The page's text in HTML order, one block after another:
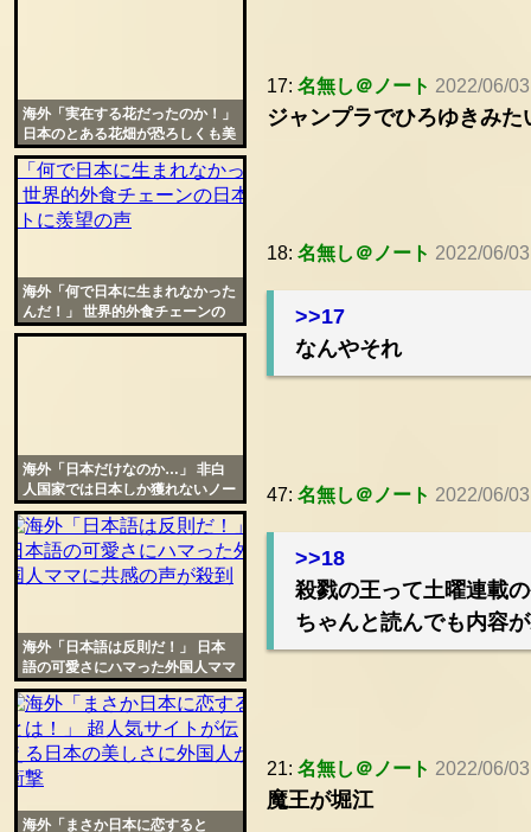
17: 名無し＠ノート 2022/06/
ジャンプラでひろゆきみ
18: 名無し＠ノート 2022/06/
>>17
なんやそれ
47: 名無し＠ノート 2022/06/
>>18
殺戮の王って土曜連載
ちゃんと読んでも内容
21: 名無し＠ノート 2022/06/
魔王が堀江
海外「実在する花だったのか！」
日本のとある花畑が恐ろしくも美
しいと話題に
海外「何で日本に生まれなかった
んだ！」 世界的外食チェーンの
日本限定イベントに羨望の声
海外「日本だけなのか…」 非白
人国家では日本しか獲れないノー
ベル賞の現状に悲嘆の声
海外「日本語は反則だ！」 日本
語の可愛さにハマった外国人ママ
に共感の声が殺到
海外「まさか日本に恋すると